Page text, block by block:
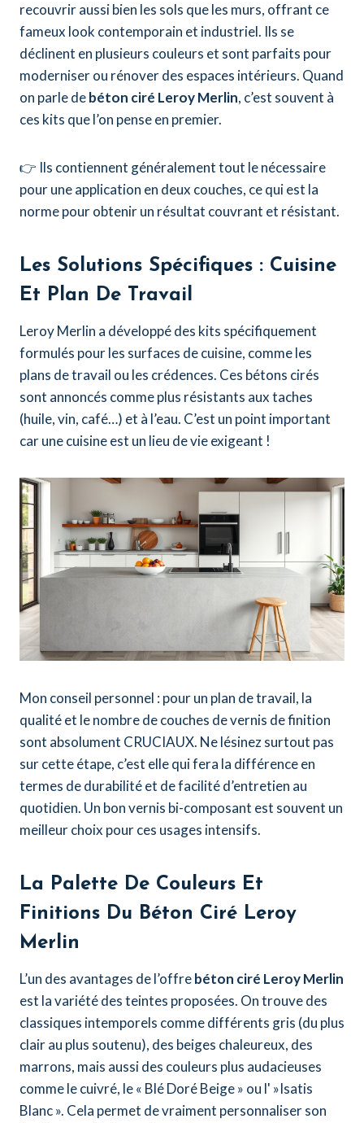
recouvrir aussi bien les sols que les murs, offrant ce
fameux look contemporain et industriel. Ils se
déclinent en plusieurs couleurs et sont parfaits pour
moderniser ou rénover des espaces intérieurs. Quand
on parle debéton ciré Leroy Merlin, c’est souvent à
ces kits que l’on pense en premier.
👉 Ils contiennent généralement tout le nécessaire
pour une application en deux couches, ce qui est la
norme pour obtenir un résultat couvrant et résistant.
Les Solutions Spécifiques : Cuisine
Et Plan De Travail
Leroy Merlin a développé des kits spécifiquement
formulés pour les surfaces de cuisine, comme les
plans de travail ou les crédences. Ces bétons cirés
sont annoncés comme plus résistants aux taches
(huile, vin, café…) et à l’eau. C’est un point important
car une cuisine est un lieu de vie exigeant !
Mon conseil personnel : pour un plan de travail, la
qualité et le nombre de couches de vernis de finition
sont absolument CRUCIAUX. Ne lésinez surtout pas
sur cette étape, c’est elle qui fera la différence en
termes de durabilité et de facilité d’entretien au
quotidien. Un bon vernis bi-composant est souvent un
meilleur choix pour ces usages intensifs.
La Palette De Couleurs Et
Finitions Du Béton Ciré Leroy
Merlin
L’un des avantages de l’offrebéton ciré Leroy Merlin
est la variété des teintes proposées. On trouve des
classiques intemporels comme différents gris (du plus
clair au plus soutenu), des beiges chaleureux, des
marrons, mais aussi des couleurs plus audacieuses
comme le cuivré, le « Blé Doré Beige » ou l' »Isatis
Blanc ». Cela permet de vraiment personnaliser son